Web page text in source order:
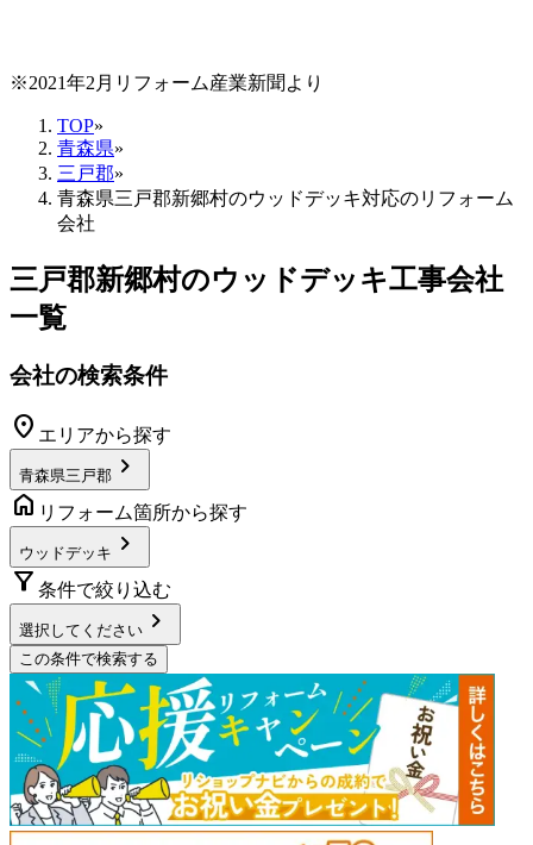
※2021年2月リフォーム産業新聞より
TOP»
青森県»
三戸郡»
青森県三戸郡新郷村のウッドデッキ対応のリフォーム
会社
三戸郡新郷村のウッドデッキ工事会社
一覧
会社の検索条件
location_on エリアから探す
青森県三戸郡 chevron_right
home リフォーム箇所から探す
ウッドデッキ chevron_right
filter_alt 条件で絞り込む
選択してください chevron_right
この条件で検索する